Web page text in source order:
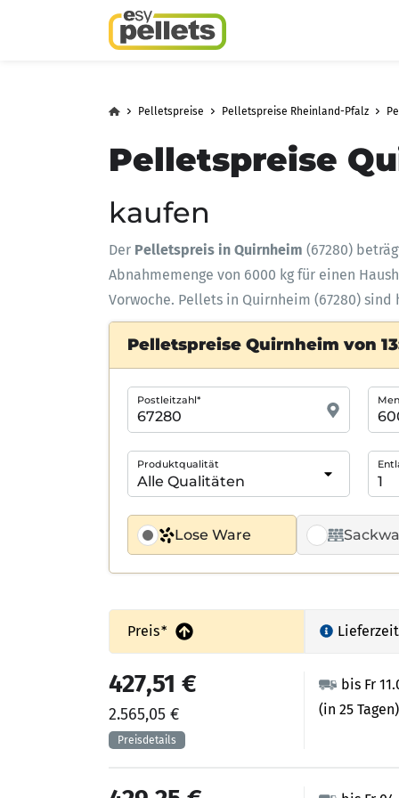
Pelletspreise Pelletspreise Rheinland-Pfalz
Pelletspreise
kaufen
Der Pelletspreis in Quirnheim (67280)
Abnahmemenge von 6000 kg für einen
Vorwoche. Pellets in Quirnheim (67280)
Pelletspreise Quirnheim von
Lose Ware
Postleitzahl*
Produktqualität
Preis* Lieferzeit
bis Fr
(in 25 Tagen)
427,51 €
2.565,05 €